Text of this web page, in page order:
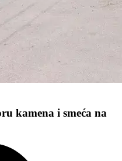
kamena i smeća na